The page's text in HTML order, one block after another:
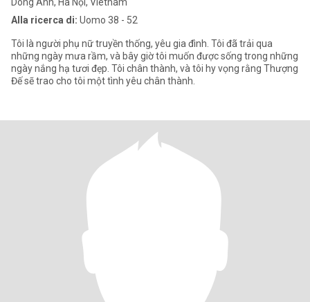
Alla ricerca di: Uomo 38 - 52
Tôi là người phụ nữ truyền thống, yêu gia đình. Tôi đã trải qua
những ngày mưa rầm, và bây giờ tôi muốn được sống trong những
ngày nắng hạ tươi đẹp. Tôi chân thành, và tôi hy vọng rằng Thượng
Đế sẽ trao cho tôi một tình yêu chân thành.